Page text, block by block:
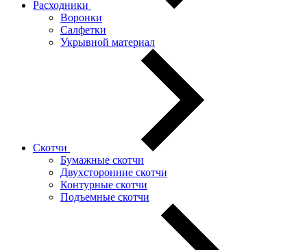
Расходники
Воронки
Салфетки
Укрывной материал
Скотчи
Бумажные скотчи
Двухсторонние скотчи
Контурные скотчи
Подъемные скотчи